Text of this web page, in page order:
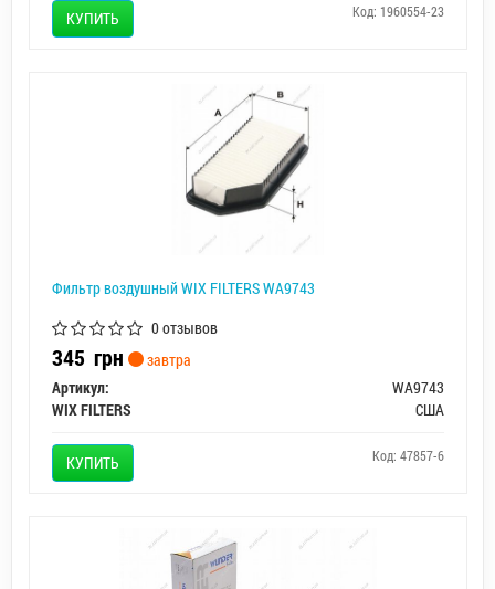
КУПИТЬ Код: 1960554-23
Фильтр воздушный WIX FILTERS WA9743
0 отзывов
345 грн
завтра
Артикул:
WA9743
WIX FILTERS
США
КУПИТЬ Код: 47857-6